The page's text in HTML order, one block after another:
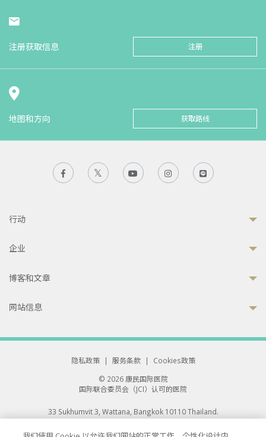
注册获取信息 注册
地图和方向 获取路线
行动
企业
博客和文章
网站信息
隐私政策 | 服务条款 |
Cookies政策
© 2026 康民国际医院
国际联合委员会（JCI）认可的医院
33 Sukhumvit 3, Wattana, Bangkok 10110 Thailand.
All rights reserved.